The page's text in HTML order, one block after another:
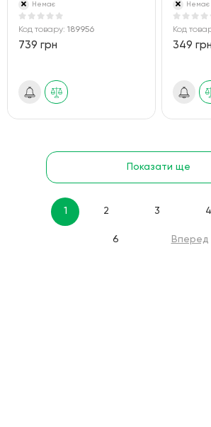
Немає
Код товару: 189956
739 грн
Немає
Код
349 грн
Показати ще
1 2 3 4
6 Вперед